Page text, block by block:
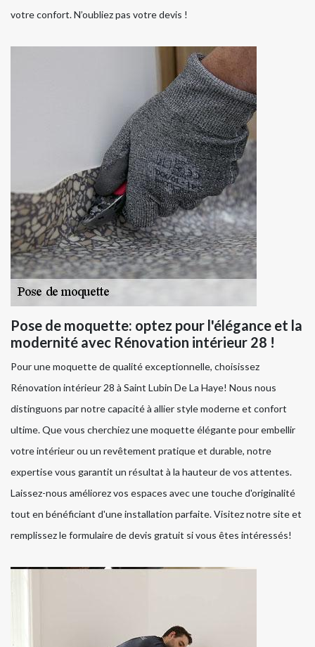
votre confort. N’oubliez pas votre devis !
Pose de moquette: optez pour l'élégance et la
modernité avec Rénovation intérieur 28 !
Pour une moquette de qualité exceptionnelle, choisissez
Rénovation intérieur 28 à Saint Lubin De La Haye! Nous nous
distinguons par notre capacité à allier style moderne et confort
ultime. Que vous cherchiez une moquette élégante pour embellir
votre intérieur ou un revêtement pratique et durable, notre
expertise vous garantit un résultat à la hauteur de vos attentes.
Laissez-nous améliorez vos espaces avec une touche d'originalité
tout en bénéficiant d'une installation parfaite. Visitez notre site et
remplissez le formulaire de devis gratuit si vous êtes intéressés!